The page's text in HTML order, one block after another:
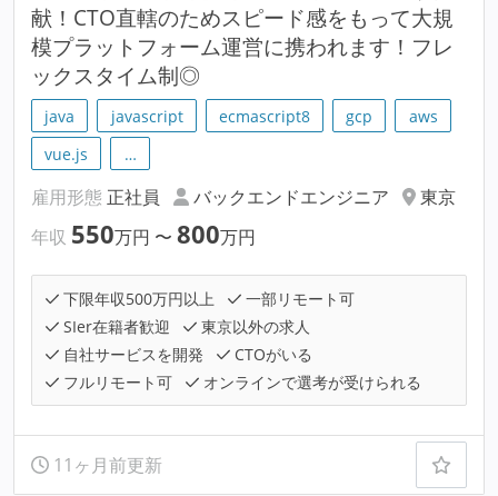
献！CTO直轄のためスピード感をもって大規
模プラットフォーム運営に携われます！フレ
ックスタイム制◎
java javascript ecmascript8 gcp
aws
vue.js
…
雇用形態 正社員 バックエンドエンジニア
東京
年収 550万円 〜 800万円
下限年収500万円以上
一部リモート可
SIer在籍者歓迎
東京以外の求人
自社サービスを開発
CTOがいる
フルリモート可
オンラインで選考が受けられる
11ヶ月前更新